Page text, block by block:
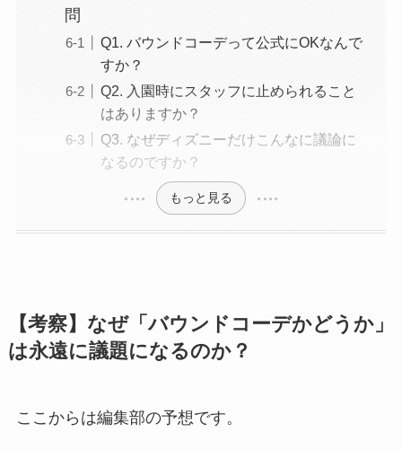
問
Q1. バウンドコーデって公式にOKなんで
すか？
Q2. 入園時にスタッフに止められること
はありますか？
Q3. なぜディズニーだけこんなに議論に
なるのですか？
もっと見る
【考察】なぜ「バウンドコーデかどうか」
は永遠に議題になるのか？
ここからは編集部の予想です。